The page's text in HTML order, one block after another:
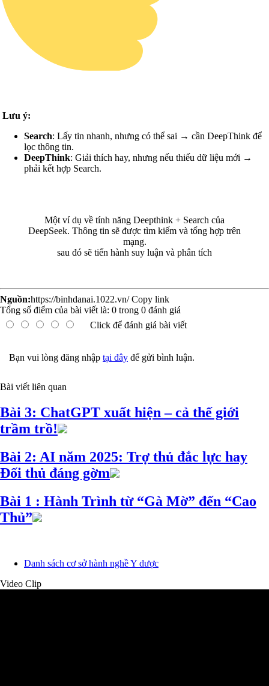
Lưu ý:
Search: Lấy tin nhanh, nhưng có thể sai → cần DeepThink để
lọc thông tin.
DeepThink: Giải thích hay, nhưng nếu thiếu dữ liệu mới →
phải kết hợp Search.
Một ví dụ về tính năng Deepthink + Search của
DeepSeek. Thông tin sẽ được tìm kiếm và tổng hợp trên
mạng.
sau đó sẽ tiến hành suy luận và phân tích
Nguồn:https://binhdanai.1022.vn/ Copy link
Tổng số điểm của bài viết là: 0 trong 0 đánh giá
Click để đánh giá bài viết
Bạn vui lòng đăng nhập tại đây để gửi bình luận.
Bài viết liên quan
Bài 3: ChatGPT xuất hiện – cả thế giới
trầm trồ!
Bài 2: AI năm 2025: Trợ thủ đắc lực hay
Đối thủ đáng gờm
Bài 1 : Hành Trình từ “Gà Mờ” đến “Cao
Thủ”
Danh sách cơ sở hành nghề Y dược
Video Clip